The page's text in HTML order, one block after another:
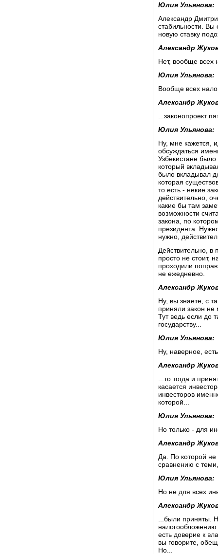
Юлия Ульянова:
Александр
стабильности. Вы
новую ставку
Александр
Нет, вообще всех
Юлия Ульянова:
Вообще всех
Александр
...законопроект
Юлия Ульянова:
Ну, мне кажется,
обсуждаться
Узбекистане было
который
было вкладывал
которая
то есть - некие
действительно,
какие бы там
возможности
закона, по
президента.
нужно,
Действительно, в
просто не стоит,
проходили
не ежедневно.
Александр
Ну, вы знаете, с
приняли закон не
Тут ведь если до
государству...
Юлия Ульянова:
Ну, наверное,
Александр
...то тогда и
касается
инвесторов
которой...
Юлия Ульянова:
Но только - для
Александр
Да. По которой не
сравнению с
Юлия Ульянова:
Но не для всех
Александр
...были приняты.
есть доверие к
вы говорите,
Но...